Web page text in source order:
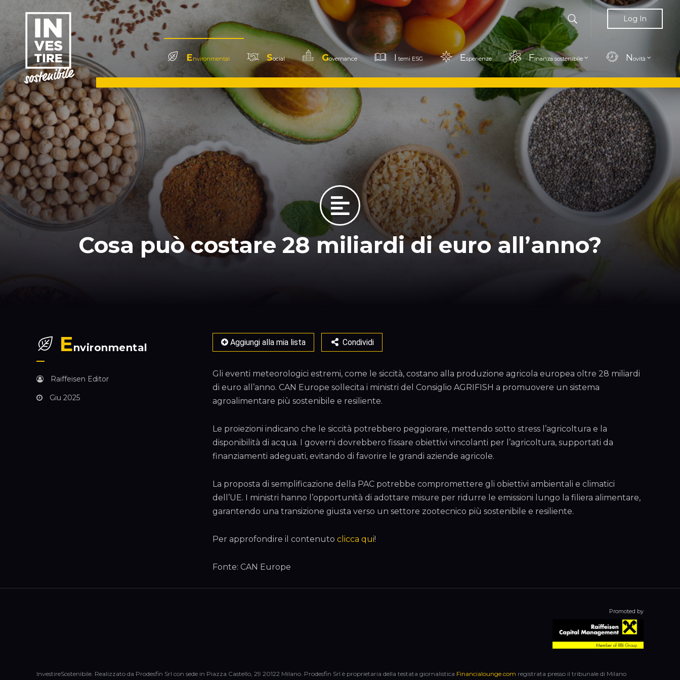
Log In
Environmental Social Governance I temi ESG Esperienze Finanza sostenibile Novità
Cosa può costare 28 miliardi di euro all’anno?
Aggiungi alla mia lista Condividi
Gli eventi meteorologici estremi, come le siccità, costano alla produzione agricola europea oltre 28 miliardi
di euro all’anno. CAN Europe sollecita i ministri del Consiglio AGRIFISH a promuovere un sistema
agroalimentare più sostenibile e resiliente.
Le proiezioni indicano che le siccità potrebbero peggiorare, mettendo sotto stress l’agricoltura e la
disponibilità di acqua. I governi dovrebbero fissare obiettivi vincolanti per l’agricoltura, supportati da
finanziamenti adeguati, evitando di favorire le grandi aziende agricole.
La proposta di semplificazione della PAC potrebbe compromettere gli obiettivi ambientali e climatici
dell’UE. I ministri hanno l’opportunità di adottare misure per ridurre le emissioni lungo la filiera alimentare,
garantendo una transizione giusta verso un settore zootecnico più sostenibile e resiliente.
Per approfondire il contenuto clicca qui!
Fonte: CAN Europe
Environmental
Raiffeisen Editor
Giu 2025
Promoted by
InvestireSostenibile. Realizzato da Prodesfin Srl con sede in Piazza Castello, 29 20122 Milano. Prodesfin Srl è proprietaria della testata giornalistica Financialounge.com registrata presso il tribunale di Milano